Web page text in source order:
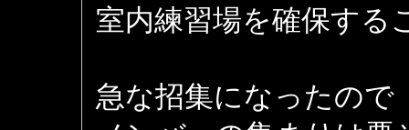
室内練習場を確保す
急な招集になったので